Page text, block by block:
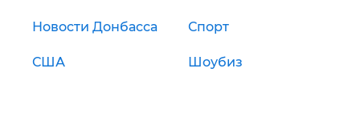
Новости Донбасса Спорт
США Шоубиз